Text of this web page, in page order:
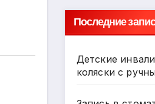
Последние
Детские
коляски с